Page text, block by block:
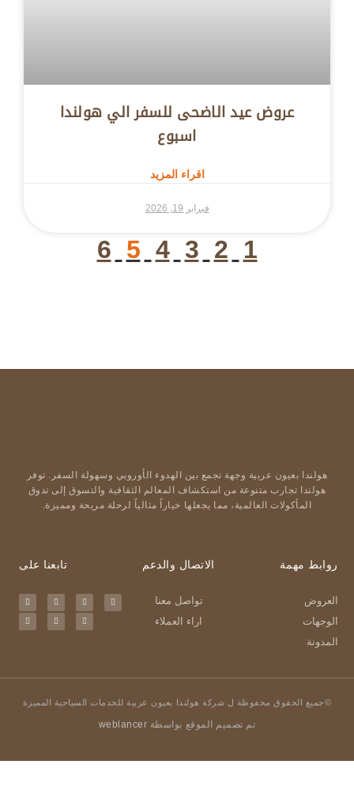
عروض عيد الاضحى للسفر الي هولندا
اسبوع
اقراء المزيد
فبراير 19, 2026
1
2
3
4
5
6
هولندا بعيون عربية وجهة تجمع بين الهدوء الأوروبي وسهولة السفر. توفر
هولندا تجارب متنوعة من استكشاف المعالم الثقافية والتسوق إلى تذوق
المأكولات العالمية، مما يجعلها خياراً مثالياً لرحلة مريحة ومميزة.
روابط مهمة
العروض
الوجهات
المدونة
الاتصال والدعم
تواصل معنا
اراء العملاء
تابعنا على
©جميع الحقوق محفوظة ل شركة هولندا بعيون عربية للخدمات السياحية المميزة
تم تصميم الموقع بواسطة weblancer